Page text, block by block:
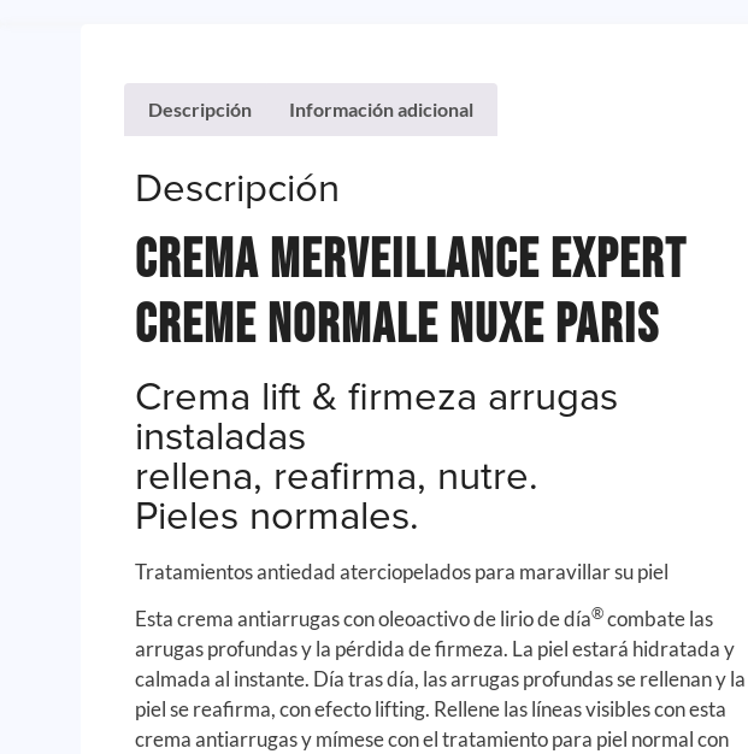
Descripción Información adicional
Descripción
Crema Merveillance Expert
Creme Normale Nuxe Paris
Crema lift & firmeza arrugas
instaladas
rellena, reafirma, nutre.
Pieles normales.
Tratamientos antiedad aterciopelados para maravillar su piel
Esta crema antiarrugas con oleoactivo de lirio de día®combate las
arrugas profundas y la pérdida de firmeza. La piel estará hidratada y
calmada al instante. Día tras día, las arrugas profundas se rellenan y la
piel se reafirma, con efecto lifting. Rellene las líneas visibles con esta
crema antiarrugas y mímese con el tratamiento para piel normal con